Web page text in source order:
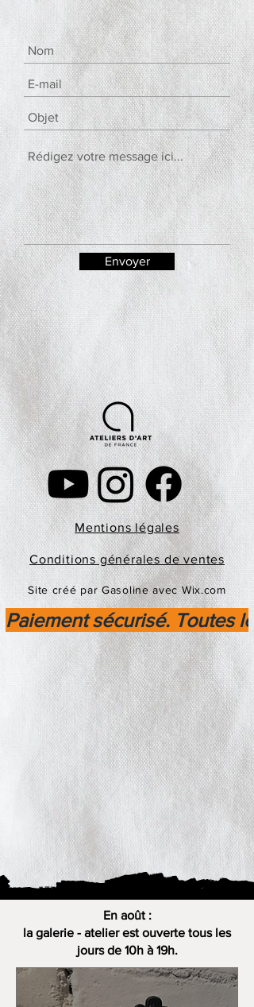
Envoyer
Mentions légales
Conditions générales de ventes
Site créé par Gasoline avec Wix.com
Paiement sécurisé. Toutes
En août :
la galerie - atelier est ouverte tous les
jours de 10h à 19h.